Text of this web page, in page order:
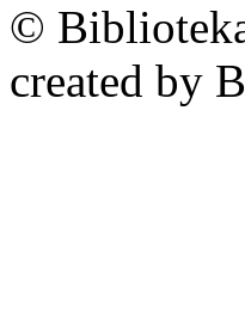
©
created by